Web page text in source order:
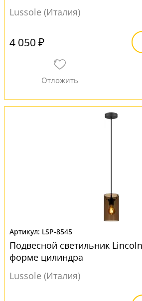
Lussole (Италия)
4 050 ₽
LSP-8545
Подвесной светильник
форме цилиндра
Lussole (Италия)